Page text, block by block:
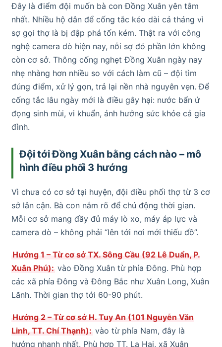
Đây là điểm đội muốn bà con Đồng Xuân yên tâm
nhất. Nhiều hộ dân để cống tắc kéo dài cả tháng vì
sợ gọi thợ là bị đập phá tốn kém. Thật ra với công
nghệ camera dò hiện nay, nỗi sợ đó phần lớn không
còn cơ sở. Thông cống nghẹt Đồng Xuân ngày nay
nhẹ nhàng hơn nhiều so với cách làm cũ – đội tìm
đúng điểm, xử lý gọn, trả lại nền nhà nguyên vẹn. Để
cống tắc lâu ngày mới là điều gây hại: nước bẩn ứ
đọng sinh mùi, vi khuẩn, ảnh hưởng sức khỏe cả gia
đình.
Đội tới Đồng Xuân bằng cách nào – mô
hình điều phối 3 hướng
Vì chưa có cơ sở tại huyện, đội điều phối thợ từ 3 cơ
sở lân cận. Bà con nắm rõ để chủ động thời gian.
Mỗi cơ sở mang đầy đủ máy lò xo, máy áp lực và
camera dò – không phải “lên tới nơi mới thiếu đồ”.
Hướng 1 – Từ cơ sở TX. Sông Cầu (92 Lê Duẩn, P.
Xuân Phú): vào Đồng Xuân từ phía Đông. Phù hợp
các xã phía Đông và Đông Bắc như Xuân Long, Xuân
Lãnh. Thời gian thợ tới 60-90 phút.
Hướng 2 – Từ cơ sở H. Tuy An (101 Nguyễn Văn
Linh, TT. Chí Thạnh): vào từ phía Nam, đây là
hướng nhanh nhất. Phù hợp TT. La Hai, xã Xuân